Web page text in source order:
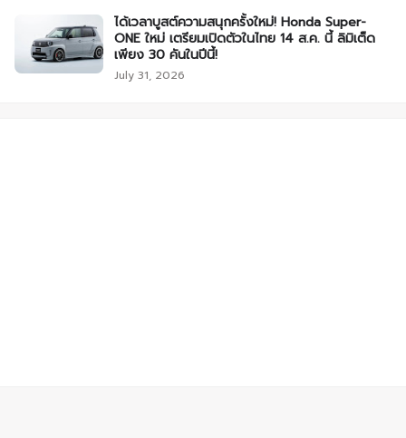
ได้เวลาบูสต์ความสนุกครั้งใหม่! Honda Super-
ONE ใหม่ เตรียมเปิดตัวในไทย 14 ส.ค. นี้ ลิมิเต็ด
เพียง 30 คันในปีนี้!
July 31, 2026